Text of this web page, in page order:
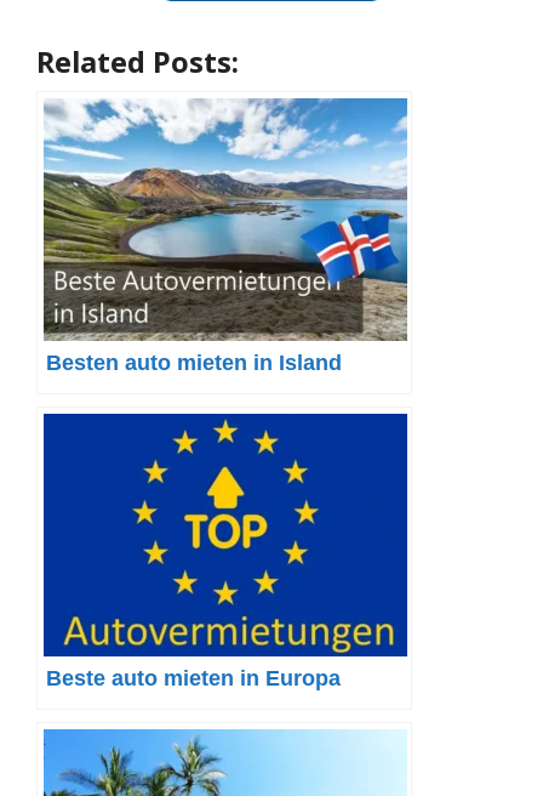
Related Posts:
Besten auto mieten in Island
Beste auto mieten in Europa